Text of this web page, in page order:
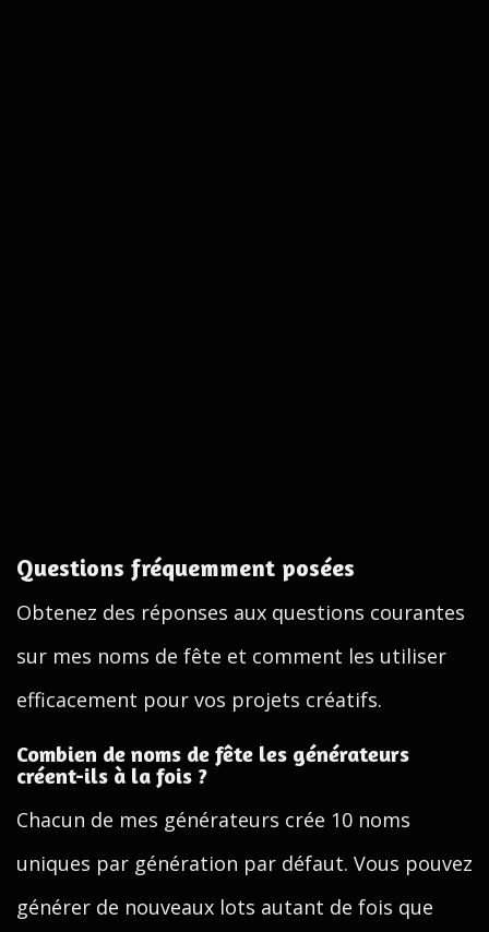
Questions fréquemment posées
Obtenez des réponses aux questions courantes
sur mes noms de fête et comment les utiliser
efficacement pour vos projets créatifs.
Combien de noms de fête les générateurs
créent-ils à la fois ?
Chacun de mes générateurs crée 10 noms
uniques par génération par défaut. Vous pouvez
générer de nouveaux lots autant de fois que